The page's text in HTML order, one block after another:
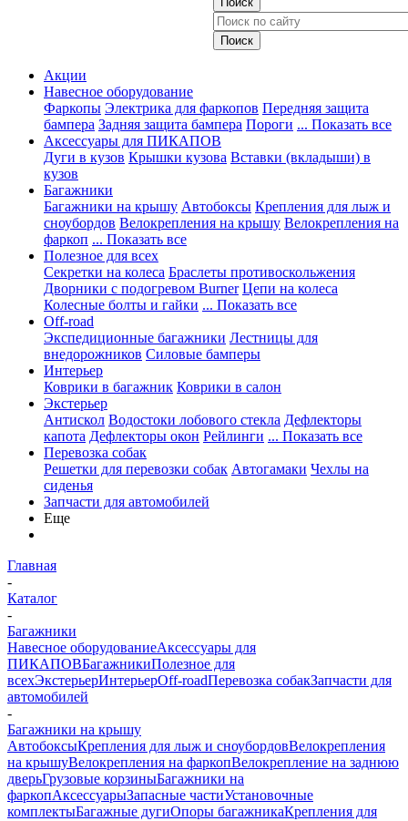
Акции
Навесное оборудование
Фаркопы Электрика для фаркопов Передняя защита
бампера Задняя защита бампера Пороги ... Показать все
Аксессуары для ПИКАПОВ
Дуги в кузов Крышки кузова Вставки (вкладыши) в
кузов
Багажники
Багажники на крышу Автобоксы Крепления для лыж и
сноубордов Велокрепления на крышу Велокрепления на
фаркоп ... Показать все
Полезное для всех
Секретки на колеса Браслеты противоскольжения
Дворники с подогревом Burner Цепи на колеса
Колесные болты и гайки ... Показать все
Off-road
Экспедиционные багажники Лестницы для
внедорожников Силовые бамперы
Интерьер
Коврики в багажник Коврики в салон
Экстерьер
Антискол Водостоки лобового стекла Дефлекторы
капота Дефлекторы окон Рейлинги ... Показать все
Перевозка собак
Решетки для перевозки собак Автогамаки Чехлы на
сиденья
Запчасти для автомобилей
Еще
Главная
-
Каталог
-
Багажники
Навесное оборудованиеАксессуары для
ПИКАПОВБагажникиПолезное для
всехЭкстерьерИнтерьерOff-roadПеревозка собакЗапчасти для
автомобилей
-
Багажники на крышу
АвтобоксыКрепления для лыж и сноубордовВелокрепления
на крышуВелокрепления на фаркопВелокрепление на заднюю
дверьГрузовые корзиныБагажники на
фаркопАксессуарыЗапасные частиУстановочные
комплектыБагажные дугиОпоры багажникаКрепления для